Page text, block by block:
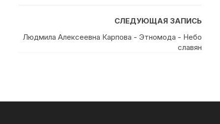
СЛЕДУЮЩАЯ ЗАПИСЬ
Людмила Алексеевна Карпова - Этномода - Небо
славян